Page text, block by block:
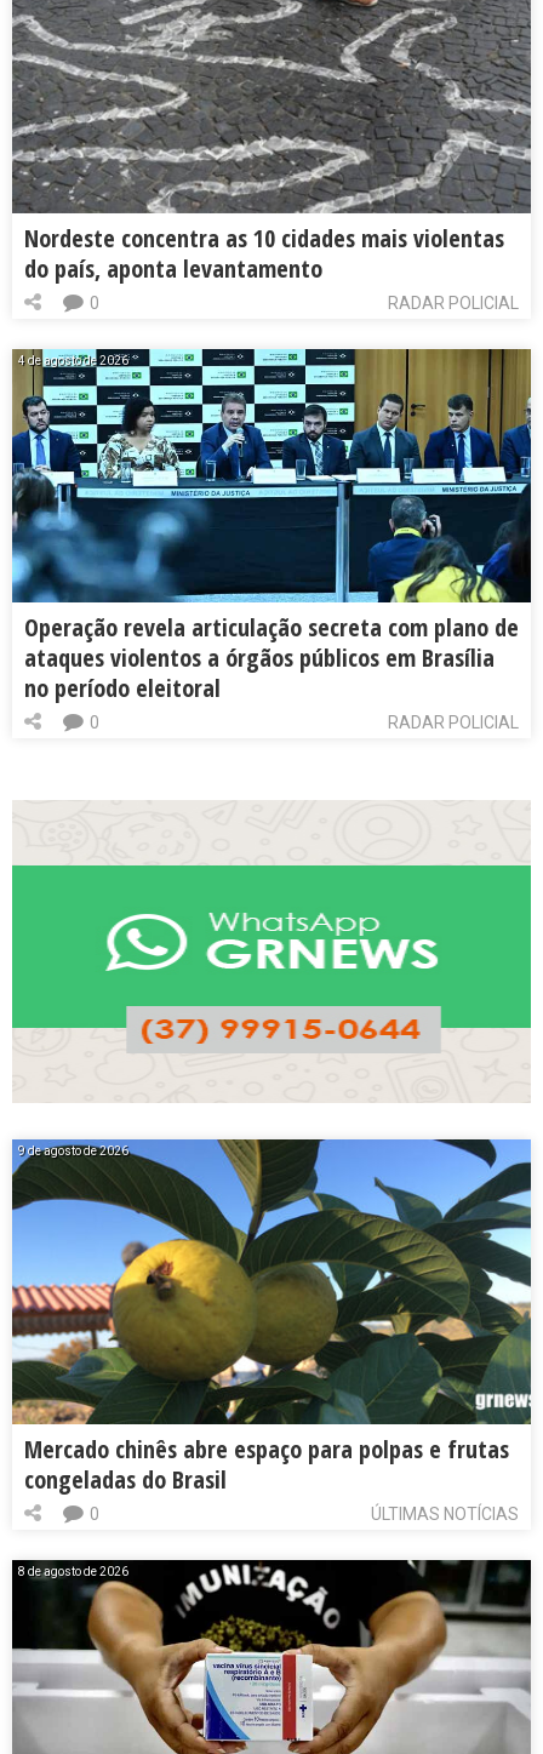
Nordeste concentra as 10 cidades mais violentas
do país, aponta levantamento
RADAR POLICIAL
0
4 de agosto de 2026
Operação revela articulação secreta com plano de
ataques violentos a órgãos públicos em Brasília
no período eleitoral
RADAR POLICIAL
0
9 de agosto de 2026
Mercado chinês abre espaço para polpas e frutas
congeladas do Brasil
ÚLTIMAS NOTÍCIAS
0
8 de agosto de 2026